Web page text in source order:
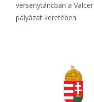
versenytáncban a
pályázat keretében.